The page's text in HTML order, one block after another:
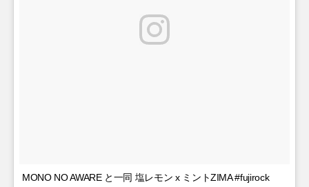
MONO NO AWARE と一同 塩レモン x ミントZIMA #fujirock